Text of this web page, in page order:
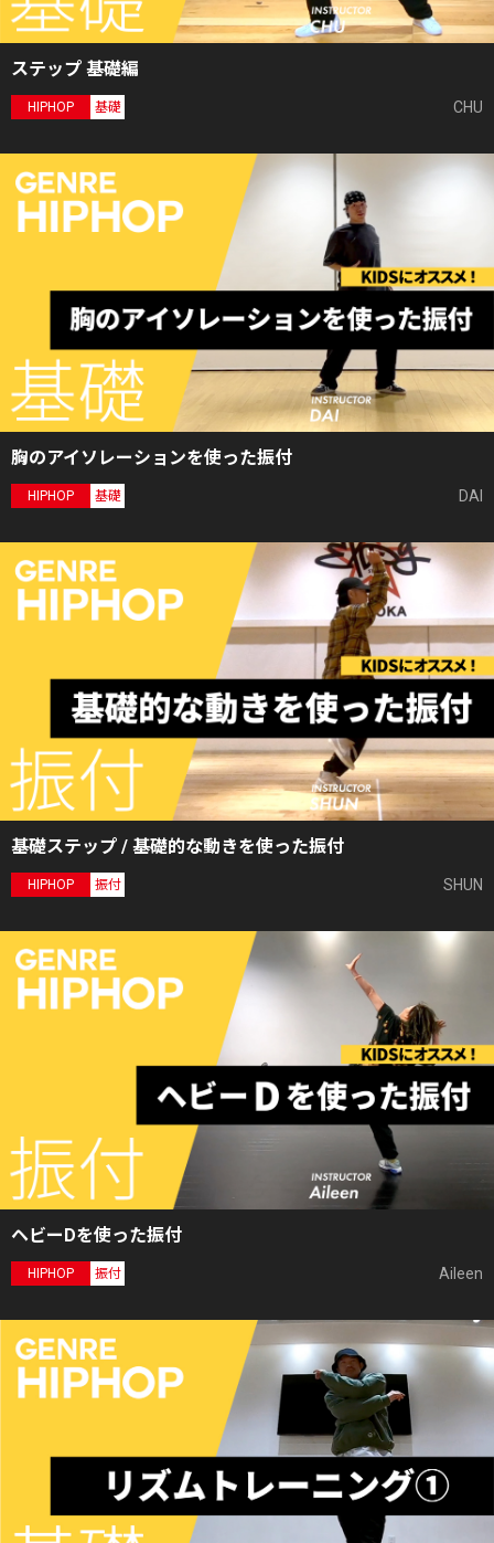
ステップ 基礎編
HIPHOP 基礎 CHU
胸のアイソレーションを使った振付
HIPHOP 基礎 DAI
基礎ステップ / 基礎的な動きを使った振付
HIPHOP 振付 SHUN
ヘビーDを使った振付
HIPHOP 振付 Aileen